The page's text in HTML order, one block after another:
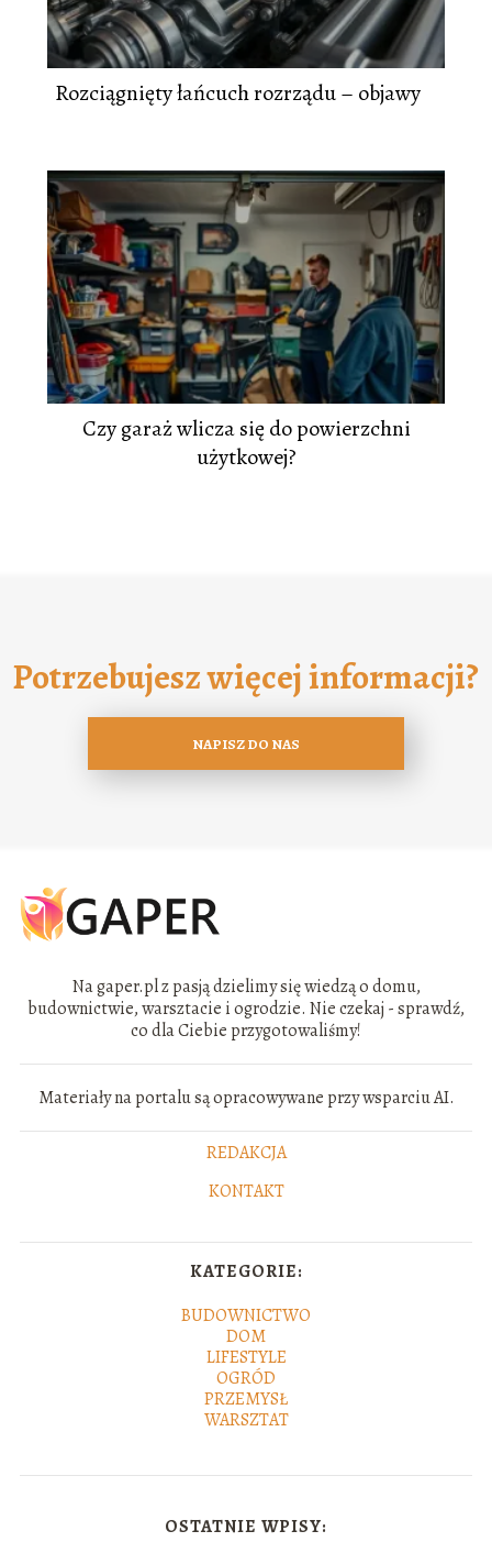
Rozciągnięty łańcuch rozrządu – objawy
Czy garaż wlicza się do powierzchni
użytkowej?
Potrzebujesz więcej informacji?
NAPISZ DO NAS
Na gaper.pl z pasją dzielimy się wiedzą o domu,
budownictwie, warsztacie i ogrodzie. Nie czekaj - sprawdź,
co dla Ciebie przygotowaliśmy!
Materiały na portalu są opracowywane przy wsparciu AI.
REDAKCJA
KONTAKT
KATEGORIE:
BUDOWNICTWO
DOM
LIFESTYLE
OGRÓD
PRZEMYSŁ
WARSZTAT
OSTATNIE WPISY: